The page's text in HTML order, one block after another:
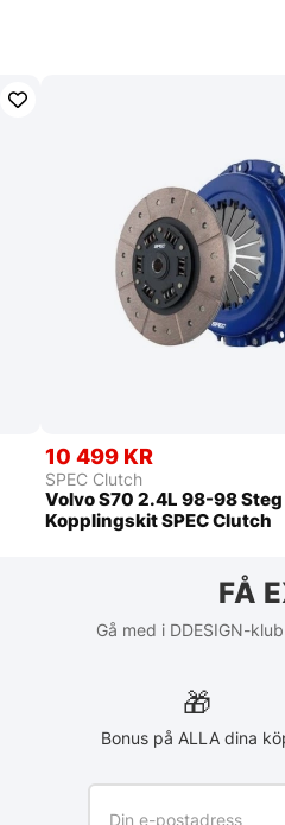
10 499 KR
SPEC Clutch
Volvo S70 2.4L 98-98 Steg
Kopplingskit SPEC Clutch
FÅ
Gå med i DDESIGN-
🎁
Bonus på ALLA dina